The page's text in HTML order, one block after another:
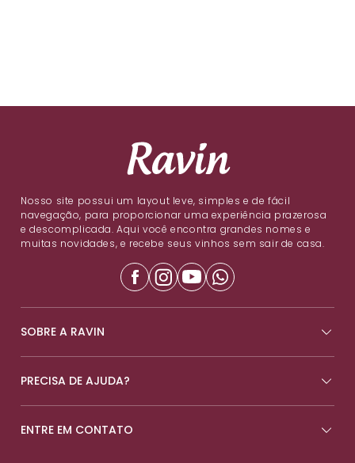
Nosso site possui um layout leve, simples e de fácil
navegação, para proporcionar uma experiência prazerosa
e descomplicada. Aqui você encontra grandes nomes e
muitas novidades, e recebe seus vinhos sem sair de casa.
SOBRE A RAVIN
PRECISA DE AJUDA?
ENTRE EM CONTATO